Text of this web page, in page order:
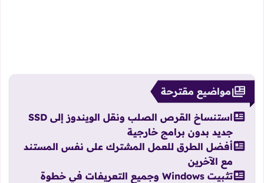
مواضيع مقترحة
استنساخ القرص الصلب ونقل الويندوز إلى SSD
جديد بدون برامج خارجية
أفضل الطرق للعمل المشترك على نفس المستند
مع الآخرين
تثبيت Windows وجميع التعريفات في خطوة